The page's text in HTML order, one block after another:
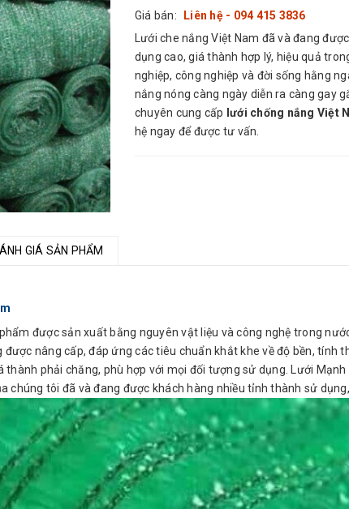
Giá bán:
Liên hệ - 094 415 3836
Lưới che nắng Việt Nam đã và đang
dụng cao, giá thành hợp lý, hiệu quả
nghiệp, công nghiệp và đời sống hằng
nắng nóng càng ngày diễn ra càng gay
chuyên cung cấp lưới chống nắng Việt
hệ ngay để được tư vấn.
GIÁ SẢN PHẨM
được sản xuất bằng nguyên vật liệu và công nghệ trong
nâng cấp, đáp ứng các tiêu chuẩn khắt khe về độ bền, tính
thành phải chăng, phù hợp với mọi đối tượng sử dụng. Lưới
chúng tôi đã và đang được khách hàng nhiều tỉnh thành sử